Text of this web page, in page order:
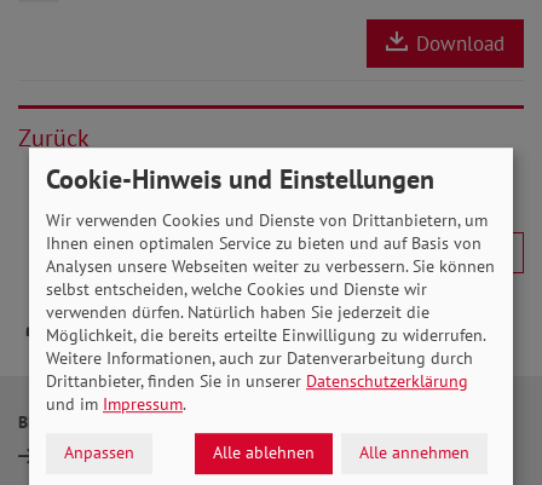
Download
Zurück
BERATUNG
Standorte
Rente
Cookie-Hinweis und Einstellungen
Wir verwenden Cookies und Dienste von Drittanbietern, um
Ihnen einen optimalen Service zu bieten und auf Basis von
Analysen unsere Webseiten weiter zu verbessern. Sie können
selbst entscheiden, welche Cookies und Dienste wir
verwenden dürfen. Natürlich haben Sie jederzeit die
Möglichkeit, die bereits erteilte Einwilligung zu widerrufen.
Weitere Informationen, auch zur Datenverarbeitung durch
Drittanbieter, finden Sie in unserer Datenschutzerklärung
und im Impressum.
Anpassen Alle ablehnen Alle annehmen